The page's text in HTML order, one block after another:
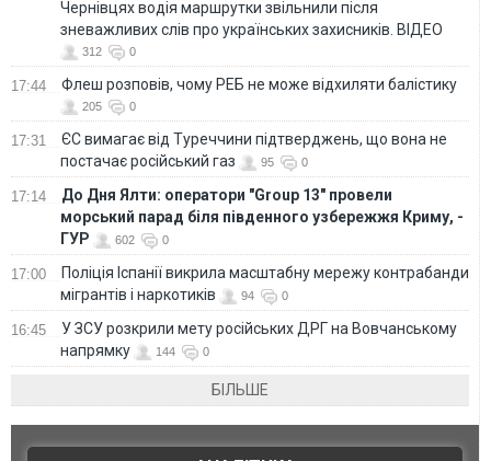
Чернівцях водія маршрутки звільнили після
зневажливих слів про українських захисників. ВІДЕО
312 0
17:44 Флеш розповів, чому РЕБ не може відхиляти балістику
205 0
17:31
ЄС вимагає від Туреччини підтверджень, що вона не
постачає російський газ
95 0
17:14
До Дня Ялти: оператори "Group 13" провели
морський парад біля південного узбережжя Криму, -
ГУР
602 0
17:00
Поліція Іспанії викрила масштабну мережу контрабанди
мігрантів і наркотиків
94 0
16:45
У ЗСУ розкрили мету російських ДРГ на Вовчанському
напрямку
144 0
БІЛЬШЕ